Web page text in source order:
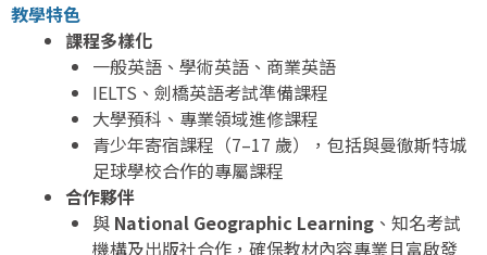
教學特色
課程多樣化
一般英語、學術英語、商業英語
IELTS、劍橋英語考試準備課程
大學預科、專業領域進修課程
青少年寄宿課程（7–17 歲），包括與曼徹斯特城
足球學校合作的專屬課程
合作夥伴
與 National Geographic Learning 、知名考試
機構及出版社合作，確保教材內容專業且富啟發